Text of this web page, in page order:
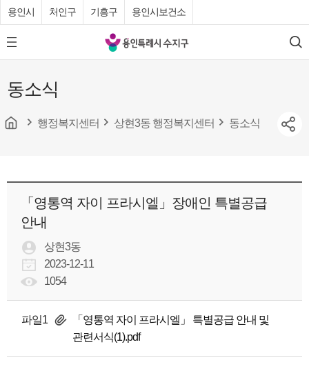
용인시 처인구 기흥구 용인시보건소
모
바
메
뉴
튼
용
인
수
청
검
색
동소식
행정복지센터 상현3동 행정복지센터 동소식
「영통역 자이 프라시엘」장애인 특별공급
안내
상현3동
2023-12-11
1054
파일1
「영통역 자이 프라시엘」 특별공급 안내 및
관련서식(1).pdf